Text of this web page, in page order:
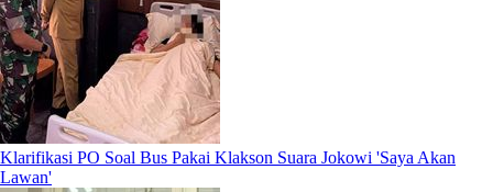
Klarifikasi PO Soal Bus Pakai Klakson Suara Jokowi 'Saya Akan
Lawan'